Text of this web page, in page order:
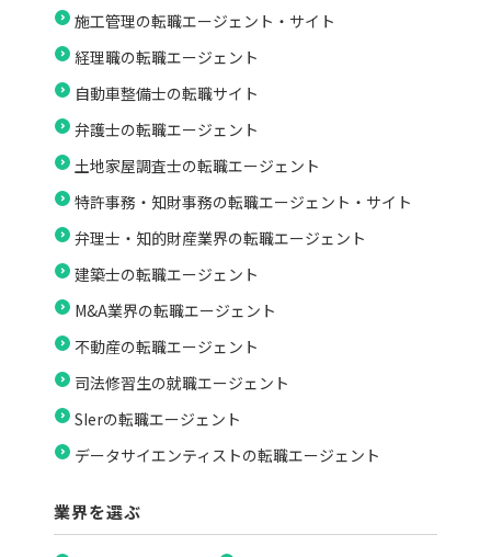
施工管理の転職エージェント・サイト
経理職の転職エージェント
自動車整備士の転職サイト
弁護士の転職エージェント
土地家屋調査士の転職エージェント
特許事務・知財事務の転職エージェント・サイト
弁理士・知的財産業界の転職エージェント
建築士の転職エージェント
M&A業界の転職エージェント
不動産の転職エージェント
司法修習生の就職エージェント
SIerの転職エージェント
データサイエンティストの転職エージェント
業界を選ぶ